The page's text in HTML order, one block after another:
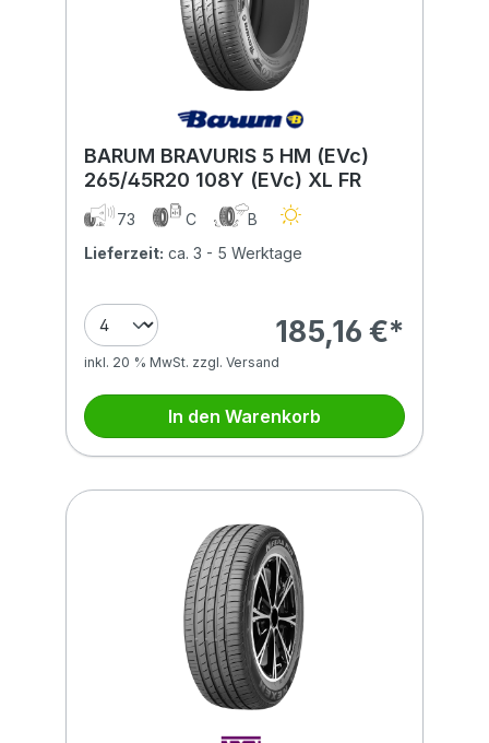
BARUM BRAVURIS 5 HM (EVc)
265/45R20 108Y (EVc) XL FR
73 C
B
Lieferzeit: ca. 3 - 5 Werktage
185,16 €*
inkl. 20 % MwSt. zzgl. Versand
In den Warenkorb